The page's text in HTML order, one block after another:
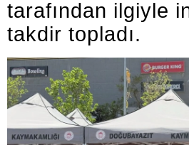
tarafından ilgiyle
takdir topladı.